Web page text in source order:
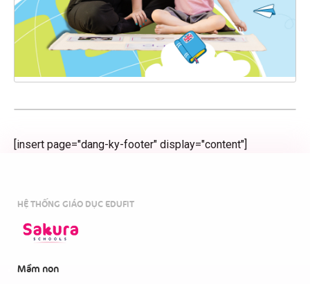
[insert page="dang-ky-footer" display="content"]
HỆ THỐNG GIÁO DỤC EDUFIT
Mầm non